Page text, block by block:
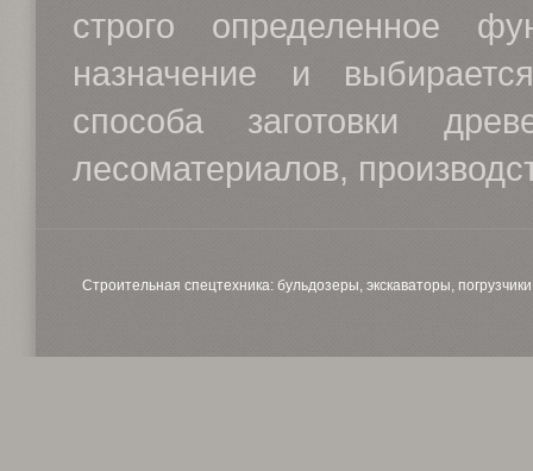
строго определенное
назначение и
способа заготовки
лесоматериалов,
Строительная спецтехника: бульдозеры, экскаваторы,